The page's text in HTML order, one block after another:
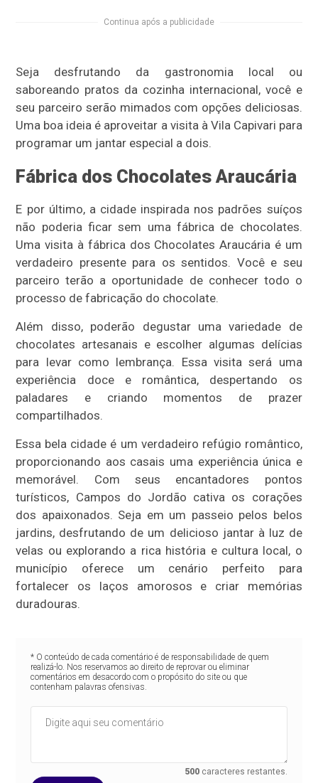
Continua após a publicidade
Seja desfrutando da gastronomia local ou
saboreando pratos da cozinha internacional, você e
seu parceiro serão mimados com opções deliciosas.
Uma boa ideia é aproveitar a visita à Vila Capivari para
programar um jantar especial a dois.
Fábrica dos Chocolates Araucária
E por último, a cidade inspirada nos padrões suíços
não poderia ficar sem uma fábrica de chocolates.
Uma visita à fábrica dos Chocolates Araucária é um
verdadeiro presente para os sentidos. Você e seu
parceiro terão a oportunidade de conhecer todo o
processo de fabricação do chocolate.
Além disso, poderão degustar uma variedade de
chocolates artesanais e escolher algumas delícias
para levar como lembrança. Essa visita será uma
experiência doce e romântica, despertando os
paladares e criando momentos de prazer
compartilhados.
Essa bela cidade é um verdadeiro refúgio romântico,
proporcionando aos casais uma experiência única e
memorável. Com seus encantadores pontos
turísticos, Campos do Jordão cativa os corações
dos apaixonados. Seja em um passeio pelos belos
jardins, desfrutando de um delicioso jantar à luz de
velas ou explorando a rica história e cultura local, o
município oferece um cenário perfeito para
fortalecer os laços amorosos e criar memórias
duradouras.
* O conteúdo de cada comentário é de responsabilidade de quem
realizá-lo. Nos reservamos ao direito de reprovar ou eliminar
comentários em desacordo com o propósito do site ou que
contenham palavras ofensivas.
500 caracteres restantes.